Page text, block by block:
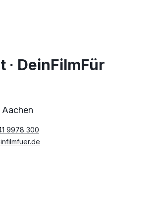
· DeinFilmFür
Aachen
9978 300